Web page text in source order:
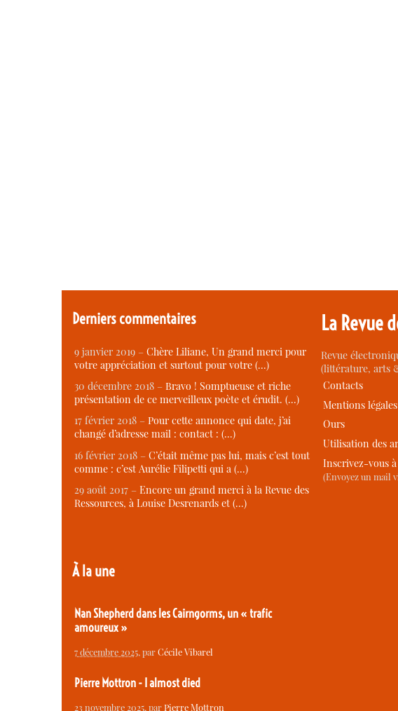
Derniers commentaires
9 janvier 2019 – Chère Liliane, Un grand merci pour
votre appréciation et surtout pour votre (…)
30 décembre 2018 – Bravo ! Somptueuse et riche
présentation de ce merveilleux poète et érudit. (…)
17 février 2018 – Pour cette annonce qui date, j’ai
changé d’adresse mail : contact : (…)
16 février 2018 – C’était même pas lui, mais c’est tout
comme : c’est Aurélie Filipetti qui a (…)
29 août 2017 – Encore un grand merci à la Revue des
Ressources, à Louise Desrenards et (…)
À la une
Nan Shepherd dans les Cairngorms, un « trafic
amoureux »
7 décembre 2025, parCécile Vibarel
Pierre Mottron - I almost died
23 novembre 2025, parPierre Mottron
La Revue
Revue
(littérature, arts
Contacts
Mentions légales
Ours
Utilisation des
Inscrivez-vous
(Envoyez un mail